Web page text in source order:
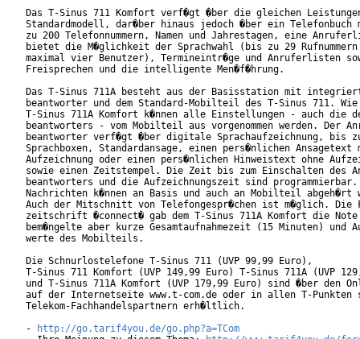
Das T-Sinus 711 Komfort verf�gt �ber die gleichen
Standardmodell, dar�ber hinaus jedoch �ber ein
zu 200 Telefonnummern, Namen und Jahrestagen, eine
bietet die M�glichkeit der Sprachwahl (bis zu 29
maximal vier Benutzer), Termineintr�ge und Anruferlisten
Freisprechen und die intelligente Men�f�hrung.
Das T-Sinus 711A besteht aus der Basisstation mit
beantworter und dem Standard-Mobilteil des T-Sinus 711.
T-Sinus 711A Komfort k�nnen alle Einstellungen - auch die
beantworters - vom Mobilteil aus vorgenommen werden. Der
beantworter verf�gt �ber digitale Sprachaufzeichnung, bis
Sprachboxen, Standardansage, einen pers�nlichen
Aufzeichnung oder einen pers�nlichen Hinweistext ohne
sowie einen Zeitstempel. Die Zeit bis zum Einschalten des
beantworters und die Aufzeichnungszeit sind
Nachrichten k�nnen an Basis und auch an Mobilteil abgeh�rt
Auch der Mitschnitt von Telefongespr�chen ist m�glich. Die
zeitschrift �connect� gab dem T-Sinus 711A Komfort die
bem�ngelte aber kurze Gesamtaufnahmezeit (15 Minuten) und
werte des Mobilteils.
Die Schnurlostelefone T-Sinus 711 (UVP 99,99 Euro),
T-Sinus 711 Komfort (UVP 149,99 Euro) T-Sinus 711A (UVP
und T-Sinus 711A Komfort (UVP 179,99 Euro) sind �ber den
auf der Internetseite www.t-com.de oder in allen T-Punkten
Telekom-Fachhandelspartnern erh�ltlich.
-
http://go.tarif4you.de/go.php?a=TCom